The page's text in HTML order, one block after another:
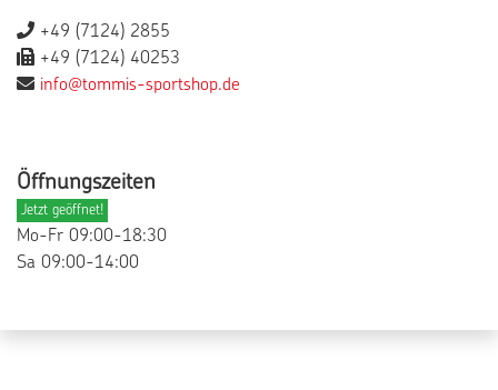
+49 (7124) 2855
+49 (7124) 40253
info@tommis-sportshop.de
Öffnungszeiten
Jetzt geöffnet!
Mo-Fr 09:00-18:30
Sa 09:00-14:00